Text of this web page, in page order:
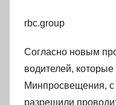
rbc.group
Согласно новым
водителей,
Минпросвещения,
разрешили